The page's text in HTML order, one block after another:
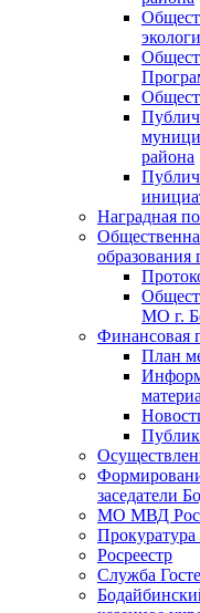
района
Наградная
образования
МО г.
Финансовая
План
заседатели
МО МВД
Прокуратура
Росреестр
Служба